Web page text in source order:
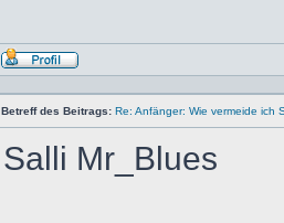
Profil
Betreff des Beitrags: Re: Anfänger: Wie vermeide ich
Salli Mr_Blues